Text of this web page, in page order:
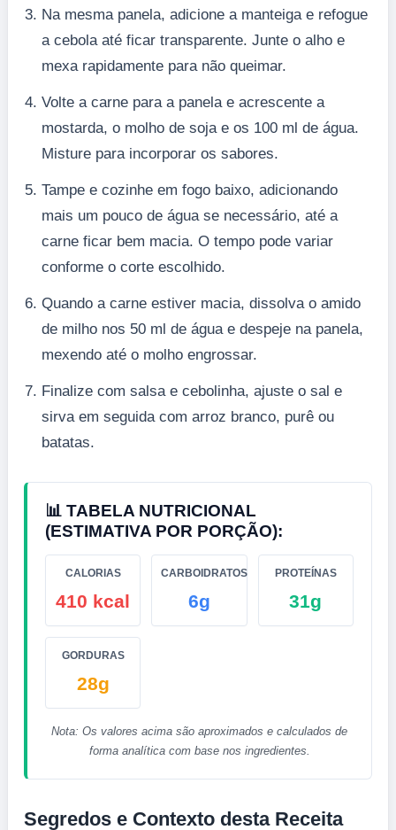
Na mesma panela, adicione a manteiga e refogue
a cebola até ficar transparente. Junte o alho e
mexa rapidamente para não queimar.
Volte a carne para a panela e acrescente a
mostarda, o molho de soja e os 100 ml de água.
Misture para incorporar os sabores.
Tampe e cozinhe em fogo baixo, adicionando
mais um pouco de água se necessário, até a
carne ficar bem macia. O tempo pode variar
conforme o corte escolhido.
Quando a carne estiver macia, dissolva o amido
de milho nos 50 ml de água e despeje na panela,
mexendo até o molho engrossar.
Finalize com salsa e cebolinha, ajuste o sal e
sirva em seguida com arroz branco, purê ou
batatas.
📊 TABELA NUTRICIONAL
(ESTIMATIVA POR PORÇÃO):
CALORIAS
410 kcal
CARBOIDRATOS
6g
PROTEÍNAS
31g
GORDURAS
28g
Nota: Os valores acima são aproximados e calculados de
forma analítica com base nos ingredientes.
Segredos e Contexto desta Receita